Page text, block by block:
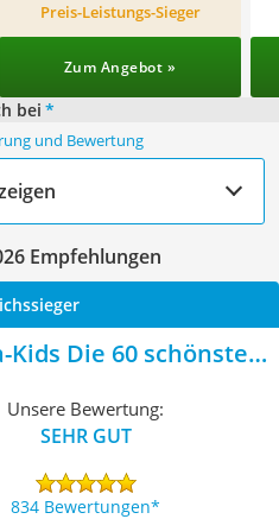
Preis-Leistungs-Sieger
Zum Angebot »
bei *
und Bewertung
Empfehlungen
Kids Die 60 schönsten
Unsere Bewertung:
SEHR GUT
834 Bewertungen